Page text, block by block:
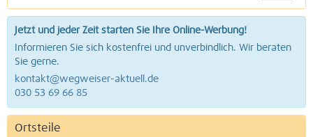
Jetzt und jeder Zeit starten Sie Ihre Online-Werbung!
Informieren Sie sich kostenfrei und unverbindlich. Wir beraten
Sie gerne.
kontakt@wegweiser-aktuell.de
030 53 69 66 85
Ortsteile